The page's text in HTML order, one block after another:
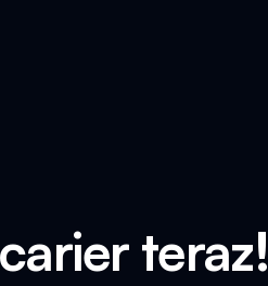
teraz!